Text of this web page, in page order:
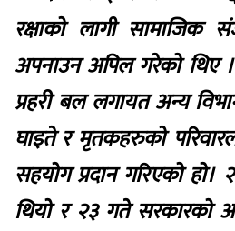
रक्षाको लागी सामाजिक
अपनाउन अपिल गरेको थिए
प्रहरी बल लगायत अन्य
घाइते र मृतकहरुको
सहयोग प्रदान गरिएको
थियो र २३ गते सरकारको